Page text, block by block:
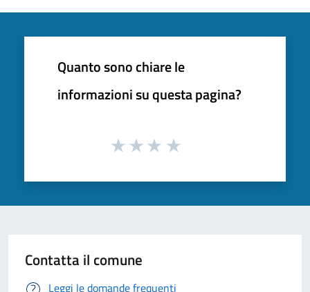
Quanto sono chiare le
informazioni su questa pagina?
Contatta il comune
Leggi le domande frequenti